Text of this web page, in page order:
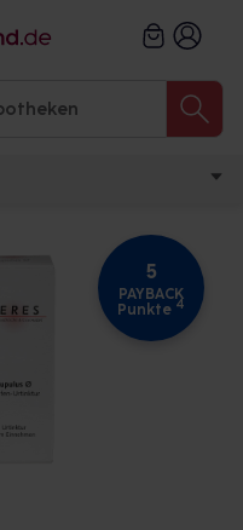
5
PAYBACK
Punkte 4